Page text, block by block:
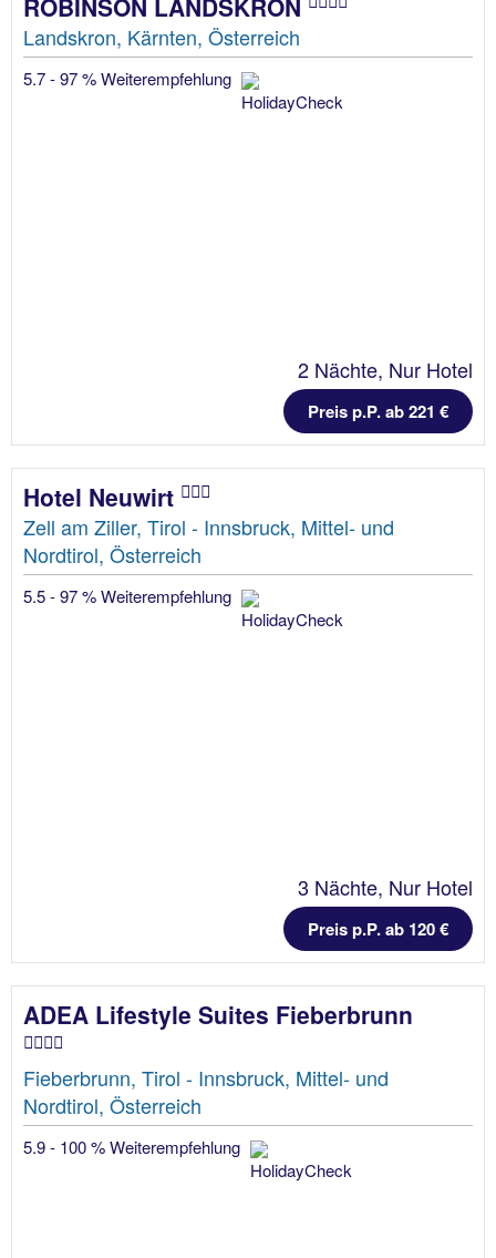
Landskron, Kärnten, Österreich
5.7 - 97 % Weiterempfehlung
2 Nächte, Nur Hotel
Preis p.P. ab 221 €
Hotel Neuwirt
Zell am Ziller, Tirol - Innsbruck, Mittel- und
Nordtirol, Österreich
5.5 - 97 % Weiterempfehlung
3 Nächte, Nur Hotel
Preis p.P. ab 120 €
ADEA Lifestyle Suites Fieberbrunn
Fieberbrunn, Tirol - Innsbruck, Mittel- und
Nordtirol, Österreich
5.9 - 100 % Weiterempfehlung